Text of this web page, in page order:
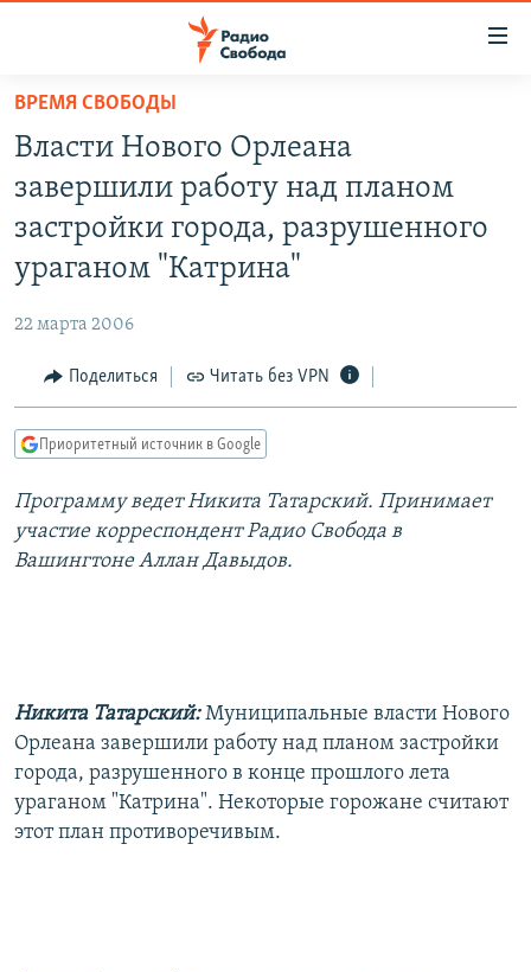
упрощенного
доступа
основному
содержанию
Вернутся
навигации
Вернутся
АВТОРСКИЕ ПРОЕКТЫ
ЦИТАТЫ СВОБОДЫ
КУЛЬТУРА
IDEL.РЕАЛИИ
КАВКАЗ.РЕАЛИИ
СИБИРЬ.РЕАЛИИ
РАСПИСАНИЕ ВЕЩАНИЯ
Все сайты РСЕ/РС
ВРЕМЯ СВОБОДЫ
Власти Нового Орлеана
завершили работу над планом
застройки города, разрушенного
ураганом "Катрина"
22 марта 2006
Поделиться Читать без VPN
Приоритетный источник в Google
Программу ведет Никита Татарский. Принимает
участие корреспондент Радио Свобода в
Вашингтоне Аллан Давыдов.
Никита Татарский: Муниципальные власти Нового
Орлеана завершили работу над планом застройки
города, разрушенного в конце прошлого лета
ураганом "Катрина". Некоторые горожане считают
этот план противоречивым.